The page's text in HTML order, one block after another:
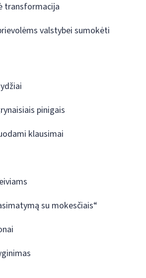
transformacija
valstybei sumokėti
pinigais
klausimai
su mokesčiais“